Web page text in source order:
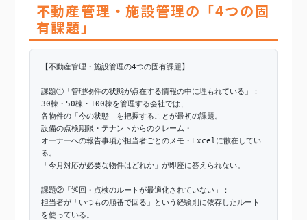
不動産管理・施設管理の「4つの固
有課題」
【不動産管理・施設管理の4つの固有課題】
課題①「管理物件の状態が点在する情報の中に埋もれている」：
30棟・50棟・100棟を管理する会社では、
各物件の「今の状態」を把握することが最初の課題。
設備の点検期限・テナントからのクレーム・
オーナーへの報告事項が担当者ごとのメモ・Excelに散在してい
る。
「今月対応が必要な物件はどれか」が即座に答えられない。
課題②「巡回・点検のルートが最適化されていない」：
担当者が「いつもの順番で回る」という経験則に依存したルート
を使っている。